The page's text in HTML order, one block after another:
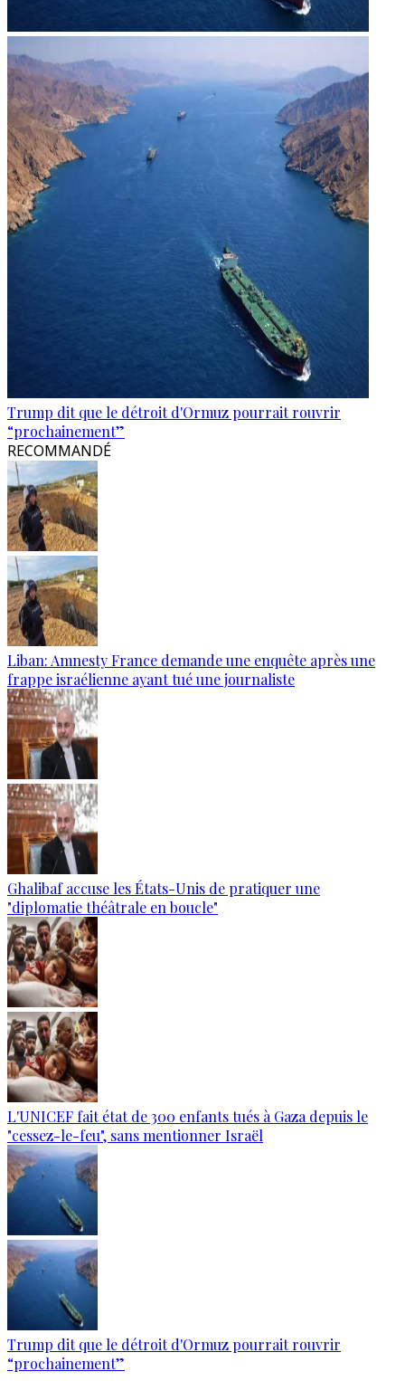
Trump dit que le détroit d'Ormuz pourrait rouvrir
“prochainement”
RECOMMANDÉ
Liban: Amnesty France demande une enquête après une
frappe israélienne ayant tué une journaliste
Ghalibaf accuse les États-Unis de pratiquer une
"diplomatie théâtrale en boucle"
L'UNICEF fait état de 300 enfants tués à Gaza depuis le
"cessez-le-feu", sans mentionner Israël
Trump dit que le détroit d'Ormuz pourrait rouvrir
“prochainement”